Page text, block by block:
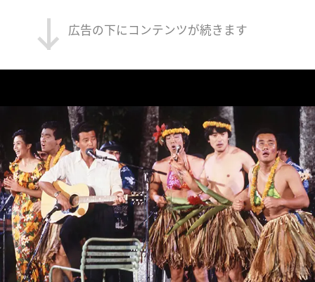
広告の下にコンテンツが続きます